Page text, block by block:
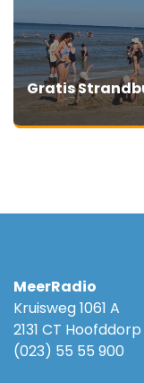
Gratis
MeerRadio
Kruisweg 1061 A
2131 CT Hoofddorp
(023) 55 55 900